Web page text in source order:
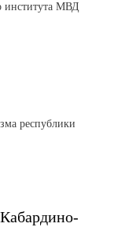
института МВД
республики